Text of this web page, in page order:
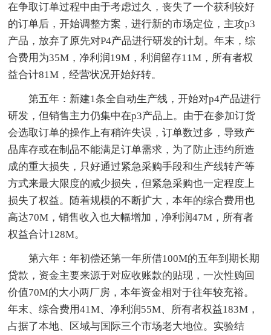
在争取订单过程中由于考虑过久，丧失了一个获利较好
的订单后，开始调整方案，进行新的市场定位，主攻p3
产品，放弃了原先对P4产品进行研发的计划。年末，综
合费用为35M，净利润19M，利润留存11M，所有者权
益合计81M，经营状况开始好转。
第五年：新建1条全自动生产线，开始对p4产品进行
研发，但销售主力仍集中在p3产品上。由于在参加订货
会选取订单的操作上有稍许失误，订单数过多，导致产
品库存或在制品不能满足订单需求，为了防止违约所造
成的重大损失，只好通过紧急采购手段和生产线转产等
方式来最大限度的减少损失，但紧急采购也一定程度上
损失了权益。随着规模的不断扩大，本年的综合费用也
高达70M，销售收入也大幅增加，净利润47M，所有者
权益合计128M。
第六年：年初偿还第一年所借100M的五年到期长期
贷款，资金主要来源于对应收账款的贴现，一次性购回
价值70M的大小两厂房，本年资金相对于往年较充裕。
年末、综合费用41M、净利润55M、所有者权益183M，
占据了本地、区域与国际三个市场老大地位。实验结